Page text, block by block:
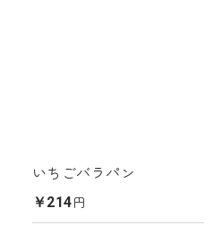
いちごバラパン
￥214円